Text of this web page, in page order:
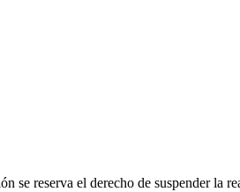
se reserva el derecho de suspender